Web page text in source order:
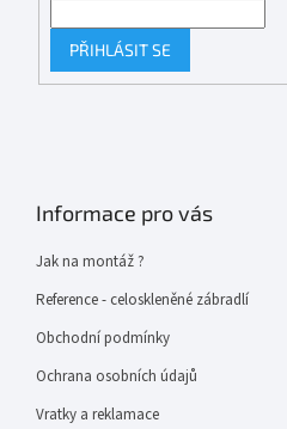
PŘIHLÁSIT SE
Informace pro vás
Jak na montáž ?
Reference - celoskleněné zábradlí
Obchodní podmínky
Ochrana osobních údajů
Vratky a reklamace